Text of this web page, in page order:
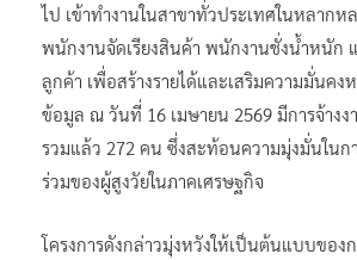
ไป เข้าทำงานในสาขาทั่วประเทศในหลากห
พนักงานจัดเรียงสินค้า พนักงานชั่งน้ำหนัก
ลูกค้า เพื่อสร้างรายได้และเสริมความมั่นคง
ข้อมูล ณ วันที่ 16 เมษายน 2569 มีการจ้างง
รวมแล้ว 272 คน ซึ่งสะท้อนความมุ่งมั่นในก
ร่วมของผู้สูงวัยในภาคเศรษฐกิจ
โครงการดังกล่าวมุ่งหวังให้เป็นต้นแบบของ